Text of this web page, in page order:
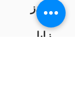
کندز
زابل